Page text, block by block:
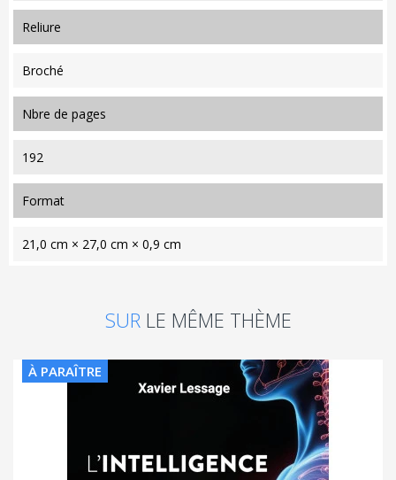
reliure
Broché
nbre de pages
192
format
21,0 cm × 27,0 cm × 0,9 cm
SUR LE MÊME THÈME
À PARAÎTRE